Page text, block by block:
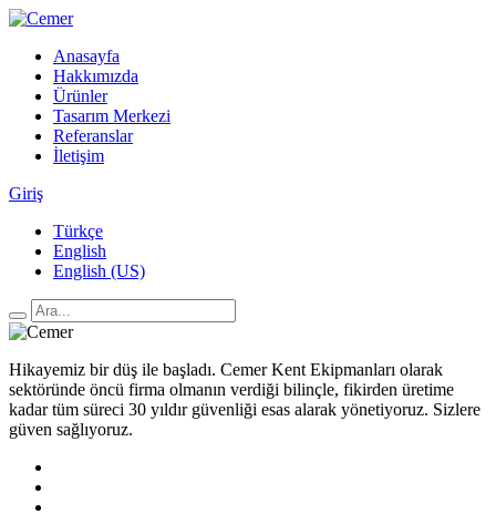
Anasayfa
Hakkımızda
Ürünler
Tasarım Merkezi
Referanslar
İletişim
Giriş
Türkçe
English
English (US)
Hikayemiz bir düş ile başladı. Cemer Kent Ekipmanları olarak
sektöründe öncü firma olmanın verdiği bilinçle, fikirden üretime
kadar tüm süreci 30 yıldır güvenliği esas alarak yönetiyoruz. Sizlere
güven sağlıyoruz.